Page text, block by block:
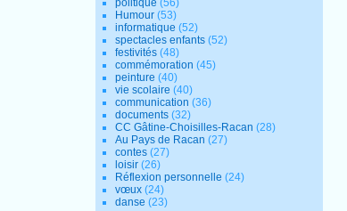
politique (56)
Humour (53)
informatique (52)
spectacles enfants (52)
festivités (48)
commémoration (45)
peinture (40)
vie scolaire (40)
communication (36)
documents (32)
CC Gâtine-Choisilles-Racan (28)
Au Pays de Racan (27)
contes (27)
loisir (26)
Réflexion personnelle (24)
vœux (24)
danse (23)